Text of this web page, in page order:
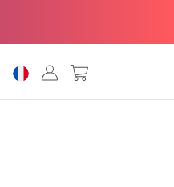
MON PANIER